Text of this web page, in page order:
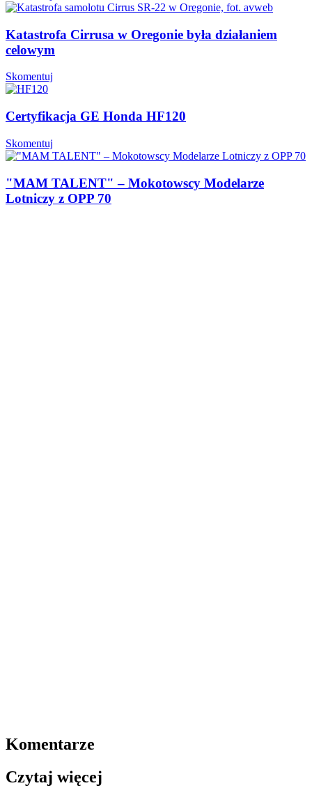
Katastrofa Cirrusa w Oregonie była działaniem
celowym
Skomentuj
Certyfikacja GE Honda HF120
Skomentuj
"MAM TALENT" – Mokotowscy Modelarze
Lotniczy z OPP 70
Komentarze
Czytaj więcej